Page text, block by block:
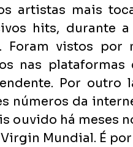
artistas mais
hits, durante
Foram vistos por
nas
Por outro
números da
ouvido há meses
Mundial. É